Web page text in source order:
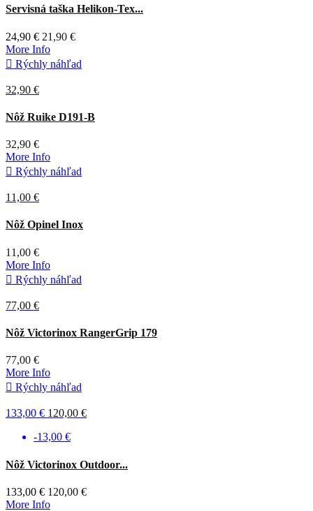
Multicam
Servisná taška Helikon-Tex...
24,90 € 21,90 €
More Info
 Rýchly náhľad
32,90 €
Čierna
Nôž Ruike D191-B
32,90 €
More Info
 Rýchly náhľad
11,00 €
Nôž Opinel Inox
11,00 €
More Info
 Rýchly náhľad
77,00 €
Zelená
Nôž Victorinox RangerGrip 179
77,00 €
More Info
 Rýchly náhľad
133,00 € 120,00 €
-13,00 €
Čierna
Nôž Victorinox Outdoor...
133,00 € 120,00 €
More Info